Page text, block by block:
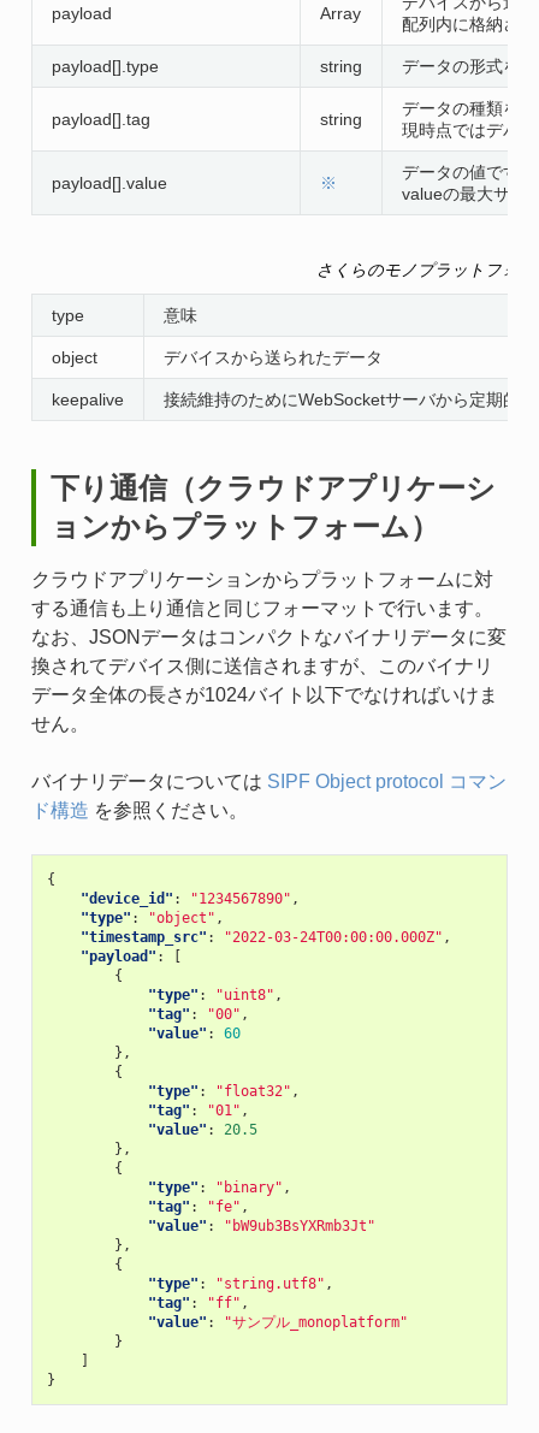
payload Array
配列内に格納さ
payload[].type string データの形式を
payload[].tag string
データの種類を
現時点ではデバ
payload[].value ※
データの値です
valueの最大サイ
さくらのモノプラットフォ
type 意味
object デバイスから送られたデータ
keepalive 接続維持のためにWebSocketサーバから定期的
下り通信（クラウドアプリケーシ
ョンからプラットフォーム）
クラウドアプリケーションからプラットフォームに対
する通信も上り通信と同じフォーマットで行います。
なお、JSONデータはコンパクトなバイナリデータに変
換されてデバイス側に送信されますが、このバイナリ
データ全体の長さが1024バイト以下でなければいけま
せん。
バイナリデータについては SIPF Object protocol コマン
ド構造 を参照ください。
{
"device_id" : "1234567890" ,
"type" : "object" ,
"timestamp_src" : "2022-03-24T00:00:00.000Z" ,
"payload" :
{
"type" : "uint8" ,
"tag" : "00" ,
"value" :
60
},
{
"type" : "float32" ,
"tag" : "01" ,
"value" :
20.5
},
{
"type" : "binary" ,
"tag" : "fe" ,
"value" :
"bW9ub3BsYXRmb3Jt"
},
{
"type" : "string.utf8" ,
"tag" : "ff" ,
"value" :
"サンプル_monoplatform"
}
}